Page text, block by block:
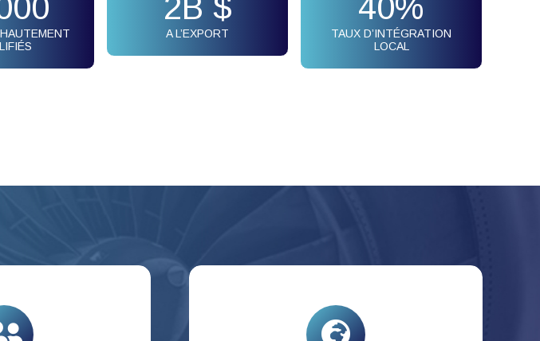
2B $
A L’EXPORT
40%
TAUX D’INTÉGRATION
LOCAL